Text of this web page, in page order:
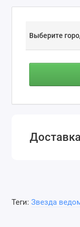
Выберите
Доставка
Теги: Звезда